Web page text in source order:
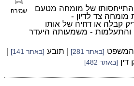
שמירה
התייחסותו של מומחה מטעם
צד לדיון -
קבלה או דחיה של אותו
והתעלמות - משמעותה היעדר
המשפט [באתר 281] | תובע [באתר 141]
|
[באתר 482]